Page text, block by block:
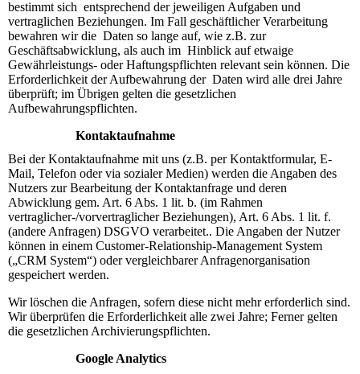
bestimmt sich entsprechend der jeweiligen Aufgaben und
vertraglichen Beziehungen. Im Fall geschäftlicher Verarbeitung
bewahren wir die Daten so lange auf, wie z.B. zur
Geschäftsabwicklung, als auch im Hinblick auf etwaige
Gewährleistungs- oder Haftungspflichten relevant sein können. Die
Erforderlichkeit der Aufbewahrung der Daten wird alle drei Jahre
überprüft; im Übrigen gelten die gesetzlichen
Aufbewahrungspflichten.
Kontaktaufnahme
Bei der Kontaktaufnahme mit uns (z.B. per Kontaktformular, E-
Mail, Telefon oder via sozialer Medien) werden die Angaben des
Nutzers zur Bearbeitung der Kontaktanfrage und deren
Abwicklung gem. Art. 6 Abs. 1 lit. b. (im Rahmen
vertraglicher-/vorvertraglicher Beziehungen), Art. 6 Abs. 1 lit. f.
(andere Anfragen) DSGVO verarbeitet.. Die Angaben der Nutzer
können in einem Customer-Relationship-Management System
(„CRM System“) oder vergleichbarer Anfragenorganisation
gespeichert werden.
Wir löschen die Anfragen, sofern diese nicht mehr erforderlich sind.
Wir überprüfen die Erforderlichkeit alle zwei Jahre; Ferner gelten
die gesetzlichen Archivierungspflichten.
Google Analytics